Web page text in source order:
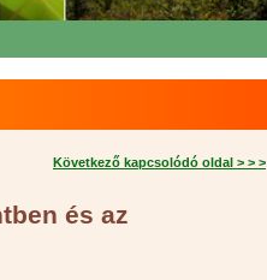
Következő kapcsolódó oldal > > >
és az